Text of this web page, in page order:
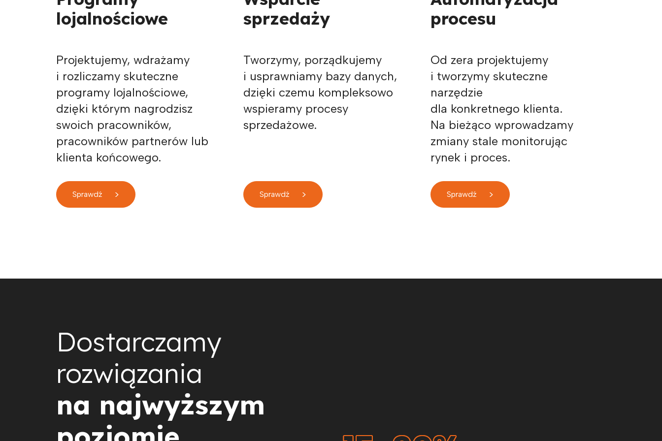
lojalnościowe
Projektujemy, wdrażamy
i rozliczamy skuteczne
programy lojalnościowe,
dzięki którym nagrodzisz
swoich pracowników,
pracowników partnerów lub
klienta końcowego.
Sprawdź >
sprzedaży
Tworzymy, porządkujemy
i usprawniamy bazy danych,
dzięki czemu kompleksowo
wspieramy procesy
sprzedażowe.
Sprawdź >
procesu
Od zera projektujemy
i tworzymy skuteczne
narzędzie
dla konkretnego klienta.
Na bieżąco wprowadzamy
zmiany stale monitorując
rynek i proces.
Sprawdź >
Dostarczamy
rozwiązania
na najwyższym